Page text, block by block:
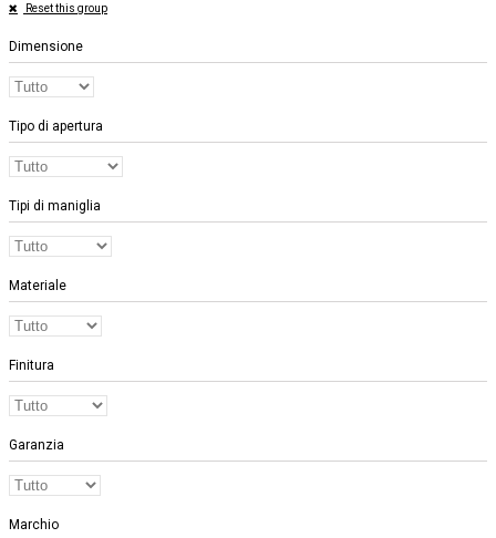
Reset this group
Dimensione
Tipo di apertura
Tipi di maniglia
Materiale
Finitura
Garanzia
Marchio